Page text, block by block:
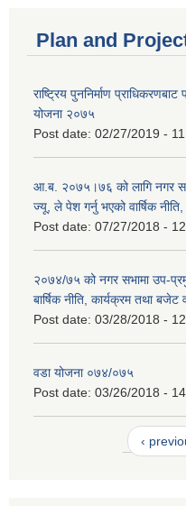
Plan and
राष्ट्रिय पुननिर्माण प्राधिकरणबाट
योजना २०७५
Post date: 02/27/2019 -
आ.ब. २०७५।७६ को लागि नगर
ज्यू, ले पेश गर्नु भएको वार्षिक
Post date: 07/27/2018 -
२०७४/७५ को नगर सभामा उप-
बार्षिक नीति, कार्यक्रम तथा बजेट
Post date: 03/28/2018 -
वडा योजना ०७४/०७५
Post date: 03/26/2018 -
‹